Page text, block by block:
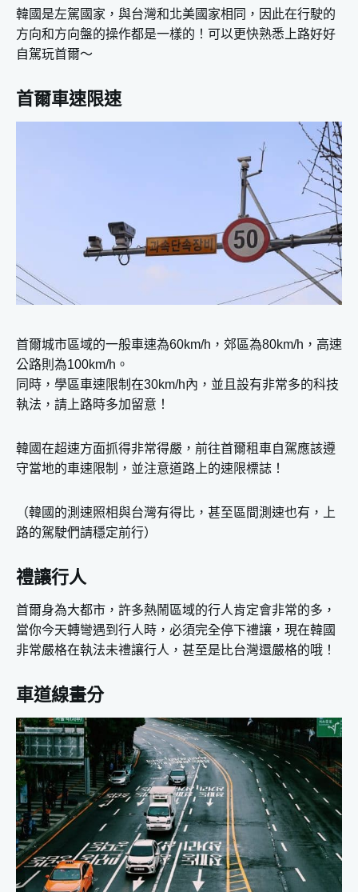
韓國是左駕國家，與台灣和北美國家相同，因此在行駛的
方向和方向盤的操作都是一樣的！可以更快熟悉上路好好
自駕玩首爾～
首爾車速限速
首爾城市區域的一般車速為60km/h，郊區為80km/h，高速
公路則為100km/h。
同時，學區車速限制在30km/h內，並且設有非常多的科技
執法，請上路時多加留意！
韓國在超速方面抓得非常得嚴，前往首爾租車自駕應該遵
守當地的車速限制，並注意道路上的速限標誌！
（韓國的測速照相與台灣有得比，甚至區間測速也有，上
路的駕駛們請穩定前行）
禮讓行人
首爾身為大都市，許多熱鬧區域的行人肯定會非常的多，
當你今天轉彎遇到行人時，必須完全停下禮讓，現在韓國
非常嚴格在執法未禮讓行人，甚至是比台灣還嚴格的哦！
車道線畫分